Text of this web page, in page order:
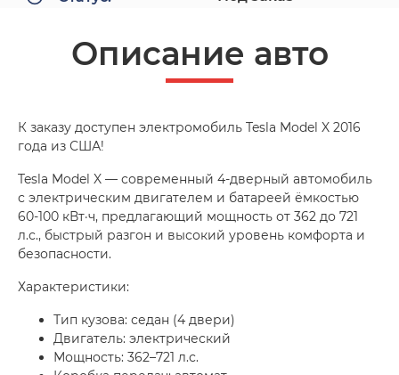
Описание авто
К заказу доступен электромобиль Tesla Model X 2016
года из США!
Tesla Model X — современный 4-дверный автомобиль
с электрическим двигателем и батареей ёмкостью
60-100 кВт·ч, предлагающий мощность от 362 до 721
л.с., быстрый разгон и высокий уровень комфорта и
безопасности.
Характеристики:
Тип кузова: седан (4 двери)
Двигатель: электрический
Мощность: 362–721 л.с.